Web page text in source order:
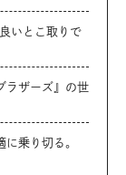
いとこ取りで
ラザーズ』の世
乗り切る。